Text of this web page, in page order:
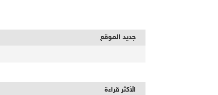
جديد الموقع
الأكثر قراءة